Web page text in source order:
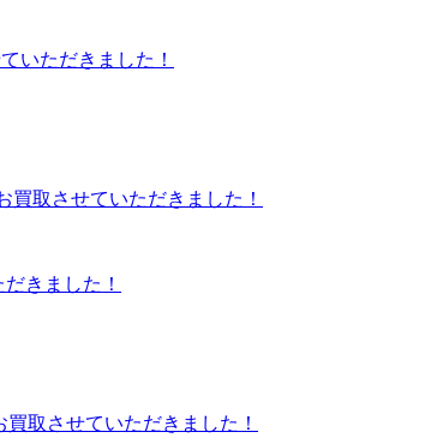
いただきました！
きました！